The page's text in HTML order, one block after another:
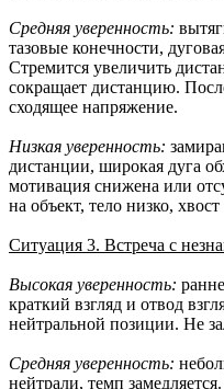
Средняя уверенность:
тазовые конечности,
Стремится увеличить
сокращает дистанцию.
сходящее напряжение.
Низкая уверенность:
дистанции, широкая дуга
мотивация снижена или
на объект, тело низко,
Ситуация 3. Встреча с
Высокая уверенность:
краткий взгляд и отвод
нейтральной позиции. Не
Средняя уверенность:
нейтрали, темп